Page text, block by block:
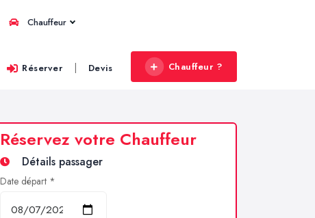
Chauffeur
Réserver | Devis Chauffeur ?
Réservez votre Chauffeur
Détails passager
Date départ *